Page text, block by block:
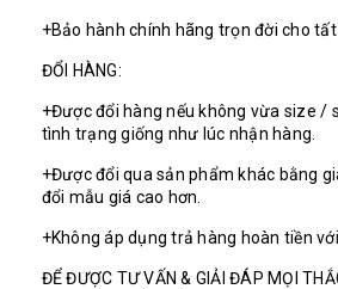
+Bảo hành chính hãng trọn đời cho
ĐỔI HÀNG:
+Được đổi hàng nếu không vừa size /
tình trạng giống như lúc nhận hàng.
+Được đổi qua sản phẩm khác bằng
đổi mẫu giá cao hơn.
+Không áp dụng trả hàng hoàn tiền
ĐỂ ĐƯỢC TƯ VẤN & GIẢI ĐÁP MỌI